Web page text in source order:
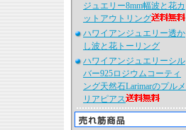
ジュエリー8mm幅波と花カ
ットアウトリング
ハワイアンジュエリー透か
し波と花トーリング
ハワイアンジュエリーシル
バー925ロジウムコーティ
ング天然石Larimarのプルメ
リアピアス